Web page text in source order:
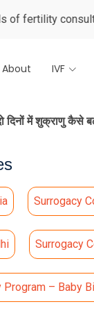
consultations
About IVF
दिनों में शुक्राणु कैसे
Surrogacy
Surrogacy
Program – Baby